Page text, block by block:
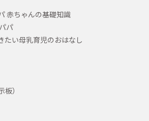
赤ちゃんの基礎知識
パ
たい母乳育児のおはなし
）